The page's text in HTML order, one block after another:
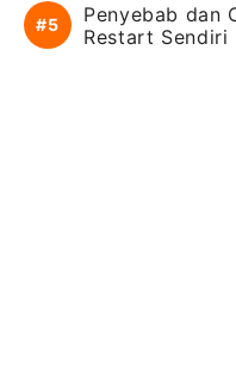
Penyebab dan
Restart